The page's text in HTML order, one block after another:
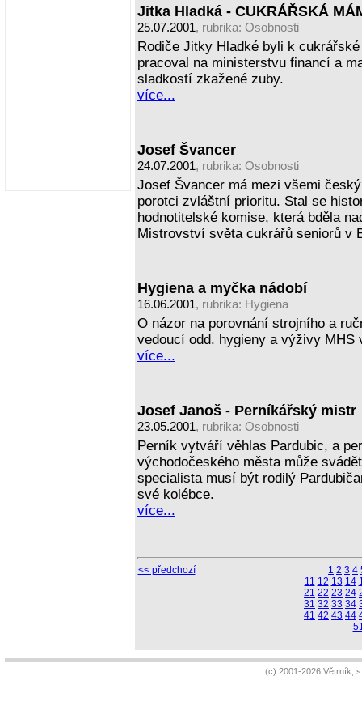
Jitka Hladká - CUKRÁŘSKÁ
25.07.2001, rubrika: Osobnosti
Rodiče Jitky Hladké byli k
pracoval na ministerstvu financí a
sladkostí zkažené zuby.
více...
Josef Švancer
24.07.2001, rubrika: Osobnosti
Josef Švancer má mezi všemi
porotci zvláštní prioritu. Stal se
hodnotitelské komise, která bděla
Mistrovství světa cukrářů seniorů v
Hygiena a myčka nádobí
16.06.2001, rubrika: Hygiena
O názor na porovnání strojního a
vedoucí odd. hygieny a výživy MHS
více...
Josef Janoš - Perníkářský mistr
23.05.2001, rubrika: Osobnosti
Perník vytváří věhlas Pardubic, a
východočeského města může
specialista musí být rodilý
své kolébce.
více...
<< předchozí 1 2 3 4
11 12 13 14
21 22 23 24
31 32 33 34
41 42 43 44
(c) 2001-2026 Větrník,